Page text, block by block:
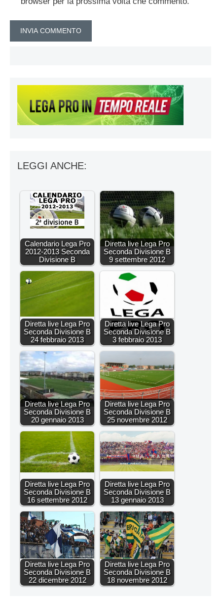
LEGGI ANCHE:
Calendario Lega Pro
2012-2013 Seconda
Divisione B
Diretta live Lega Pro
Seconda Divisione B
9 settembre 2012
Diretta live Lega Pro
Seconda Divisione B
24 febbraio 2013
Diretta live Lega Pro
Seconda Divisione B
3 febbraio 2013
Diretta live Lega Pro
Seconda Divisione B
20 gennaio 2013
Diretta live Lega Pro
Seconda Divisione B
25 novembre 2012
Diretta live Lega Pro
Seconda Divisione B
16 settembre 2012
Diretta live Lega Pro
Seconda Divisione B
13 gennaio 2013
Diretta live Lega Pro
Seconda Divisione B
22 dicembre 2012
Diretta live Lega Pro
Seconda Divisione B
18 novembre 2012